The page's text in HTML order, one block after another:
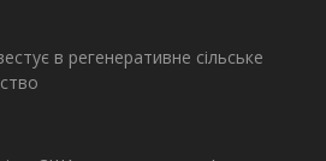
в регенеративне сільське